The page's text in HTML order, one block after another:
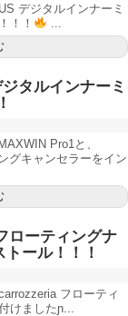
デジタルインナーミ
！！
タルインナーミ
Pro1と、
グキャンセラーをイン
ローティングナ
ール！！！
フローティ
けましたɲ...